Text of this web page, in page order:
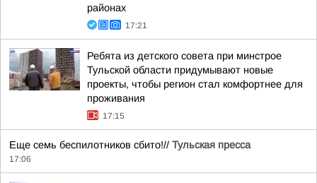
районах
17:21
Ребята из детского совета при минстрое
Тульской области придумывают новые
проекты, чтобы регион стал комфортнее для
проживания
17:15
Еще семь беспилотников сбито!// Тульская пресса
17:06